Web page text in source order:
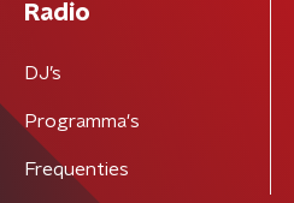
Radio
DJ’s
Programma's
Frequenties